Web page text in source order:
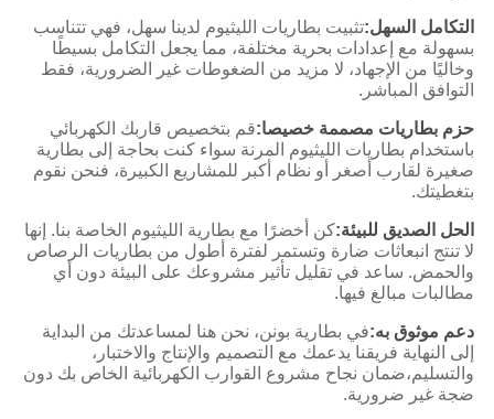
التكامل السهل:تثبيت بطاريات الليثيوم لدينا سهل، فهي تتناسب
بسهولة مع إعدادات بحرية مختلفة، مما يجعل التكامل بسيطًا
وخاليًا من الإجهاد، لا مزيد من الضغوطات غير الضرورية، فقط
التوافق المباشر.
حزم بطاريات مصممة خصيصا:قم بتخصيص قاربك الكهربائي
باستخدام بطاريات الليثيوم المرنة سواء كنت بحاجة إلى بطارية
صغيرة لقارب أصغر أو نظام أكبر للمشاريع الكبيرة، فنحن نقوم
بتغطيتك.
الحل الصديق للبيئة:كن أخضرًا مع بطارية الليثيوم الخاصة بنا. إنها
لا تنتج انبعاثات ضارة وتستمر لفترة أطول من بطاريات الرصاص
والحمض. ساعد في تقليل تأثير مشروعك على البيئة دون أي
مطالبات مبالغ فيها.
دعم موثوق به:في بطارية بونن، نحن هنا لمساعدتك من البداية
إلى النهاية فريقنا يدعمك مع التصميم والإنتاج والاختبار،
والتسليم،ضمان نجاح مشروع القوارب الكهربائية الخاص بك دون
ضجة غير ضرورية.